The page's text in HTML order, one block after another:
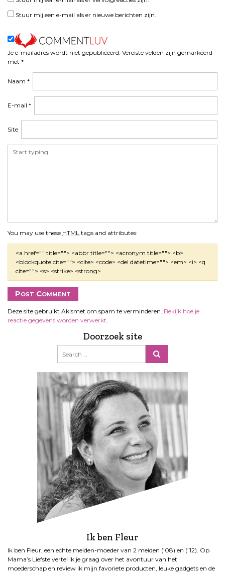
Je e-mailadres wordt niet gepubliceerd. Vereiste velden zijn gemarkeerd
met *
You may use these HTML tags and attributes:
<a href="" title=""> <abbr title=""> <acronym title=""> <b>
<blockquote cite=""> <cite> <code> <del datetime=""> <em> <i> <q
cite=""> <s> <strike> <strong>
Naam *
E-mail *
Site
Stuur mij een e-mail als er nieuwe berichten zijn.
Deze site gebruikt Akismet om spam te verminderen. Bekijk hoe je
reactie gegevens worden verwerkt.
Doorzoek site
Ik ben Fleur
Ik ben Fleur, een echte meiden-moeder van 2 meiden (’08) en (’12). Op
Mama’s Liefste vertel ik je graag over het avontuur van het
moederschap en review ik mijn favoriete producten, leuke gadgets en de